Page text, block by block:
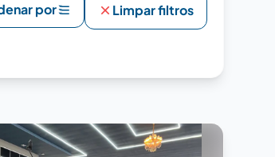
por Limpar filtros